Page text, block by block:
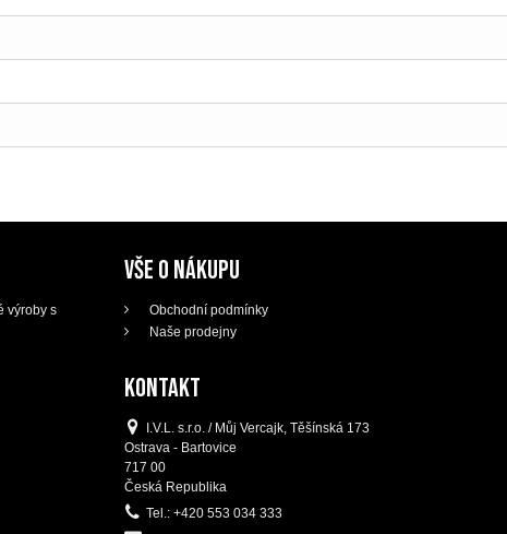
výroby s
VŠE O NÁKUPU
Obchodní podmínky
Naše prodejny
KONTAKT
I.V.L. s.r.o. / Můj Vercajk, Těšínská 173
Ostrava - Bartovice
717 00
Česká Republika
Tel.: +420 553 034 333